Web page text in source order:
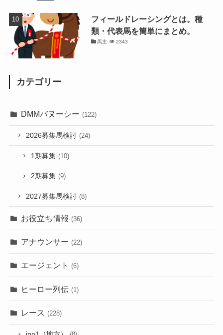
フィールドレーシングとは。種
類・代表馬を簡単にまとめ。
馬主 2343
カテゴリー
DMMバヌーシー (122)
2026募集馬検討 (24)
1期募集 (10)
2期募集 (9)
2027募集馬検討 (8)
お役立ち情報 (36)
アナウンサー (22)
エージェント (6)
ヒーロー列伝 (1)
レース (228)